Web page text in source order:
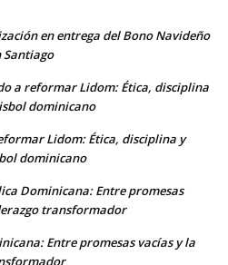
en entrega del Bono Navideño
Santiago
a reformar Lidom: Ética, disciplina
dominicano
Lidom: Ética, disciplina y
dominicano
Dominicana: Entre promesas
transformador
Entre promesas vacías y la